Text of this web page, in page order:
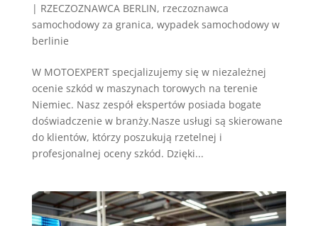
| RZECZOZNAWCA BERLIN, rzeczoznawca
samochodowy za granica, wypadek samochodowy w
berlinie
W MOTOEXPERT specjalizujemy się w niezależnej
ocenie szkód w maszynach torowych na terenie
Niemiec. Nasz zespół ekspertów posiada bogate
doświadczenie w branży.Nasze usługi są skierowane
do klientów, którzy poszukują rzetelnej i
profesjonalnej oceny szkód. Dzięki...